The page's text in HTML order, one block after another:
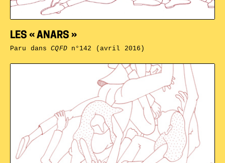
LES « ANARS »
Paru dansCQFDn°142 (avril 2016)